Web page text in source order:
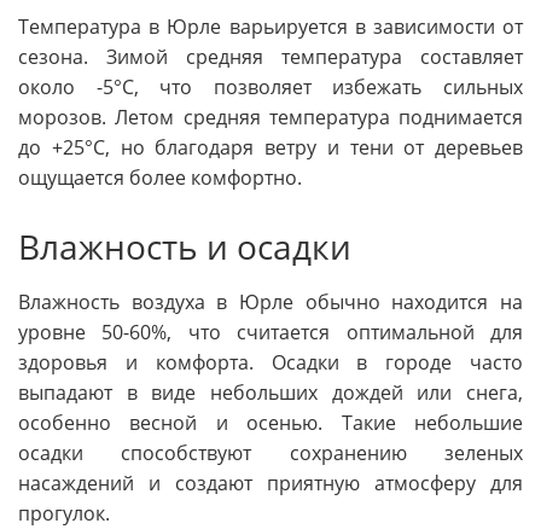
Температура в Юрле варьируется в зависимости от
сезона. Зимой средняя температура составляет
около -5°С, что позволяет избежать сильных
морозов. Летом средняя температура поднимается
до +25°С, но благодаря ветру и тени от деревьев
ощущается более комфортно.
Влажность и осадки
Влажность воздуха в Юрле обычно находится на
уровне 50-60%, что считается оптимальной для
здоровья и комфорта. Осадки в городе часто
выпадают в виде небольших дождей или снега,
особенно весной и осенью. Такие небольшие
осадки способствуют сохранению зеленых
насаждений и создают приятную атмосферу для
прогулок.